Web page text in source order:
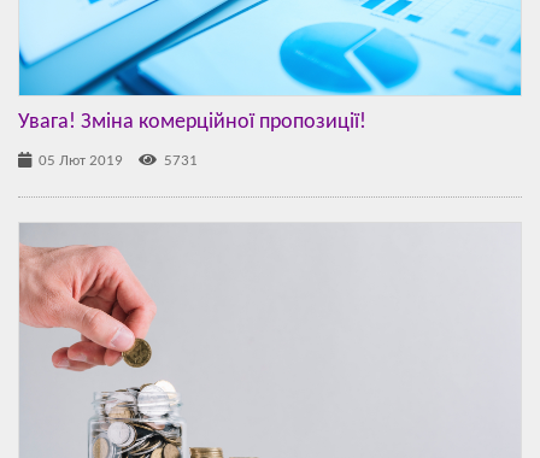
Увага! Зміна комерційної пропозиції!
05 Лют 2019 5731